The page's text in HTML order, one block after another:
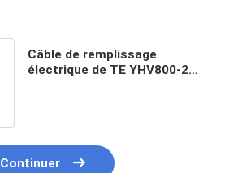
Câble de remplissage
électrique de TE YHV800-2P-
Continuer